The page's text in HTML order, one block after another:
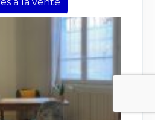
à la vente